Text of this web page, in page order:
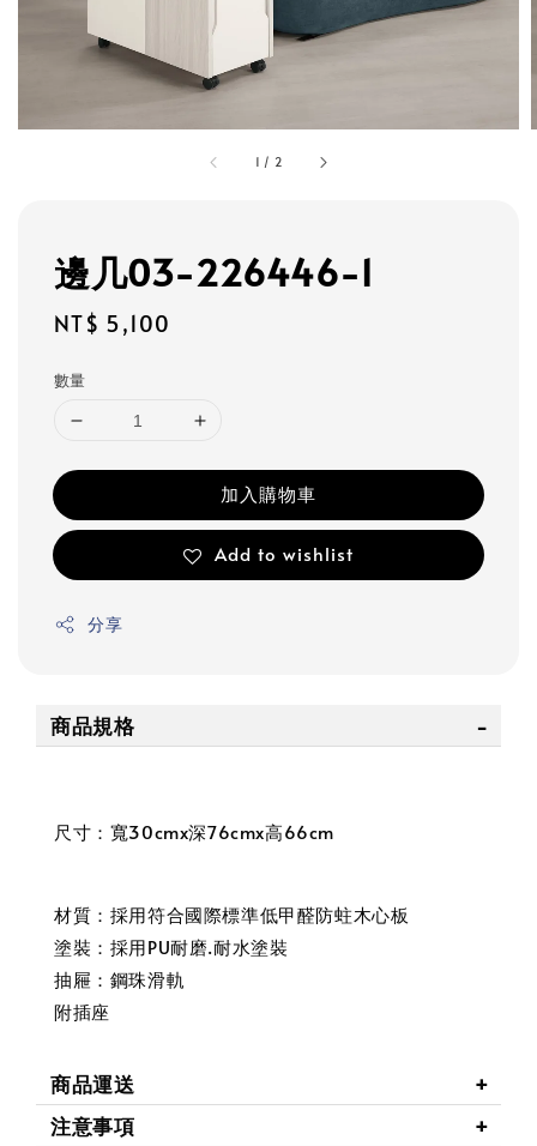
1 / 2
邊几03-226446-1
Regular
NT$ 5,100
數量
加入購物車
Add to wishlist
分享
商品規格
尺寸：寬30cmx深76cmx高66cm
材質：採用符合國際標準低甲醛防蛀木心板
塗裝：採用PU耐磨.耐水塗裝
抽屜：鋼珠滑軌
附插座
商品運送
注意事項